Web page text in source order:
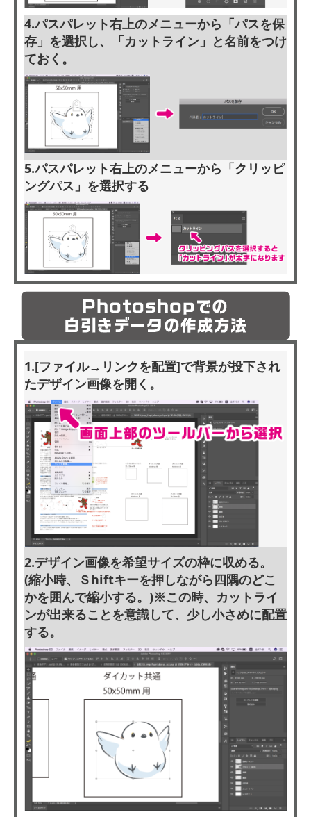
4.パスパレット右上のメニューから「パスを保
存」を選択し、「カットライン」と名前をつけ
ておく。
5.パスパレット右上のメニューから「クリッピ
ングパス」を選択する
1.[ファイル→リンクを配置]で背景が投下され
たデザイン画像を開く。
2.デザイン画像を希望サイズの枠に収める。
(縮小時、Ｓhiftキーを押しながら四隅のどこ
かを囲んで縮小する。)※この時、カットライ
ンが出来ることを意識して、少し小さめに配置
する。